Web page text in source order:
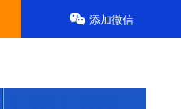
添加微信